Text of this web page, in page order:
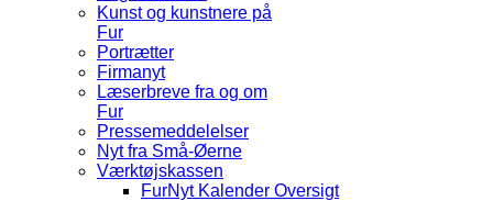
Kunst og kunstnere på
Fur
Portrætter
Firmanyt
Læserbreve fra og om
Fur
Pressemeddelelser
Nyt fra Små-Øerne
Værktøjskassen
FurNyt Kalender Oversigt